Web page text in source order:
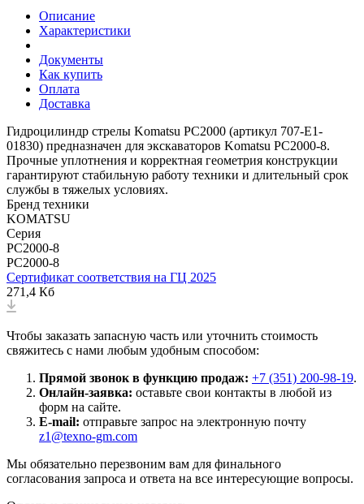
Описание
Характеристики
Документы
Как купить
Оплата
Доставка
Гидроцилиндр стрелы Komatsu PC2000 (артикул 707-E1-
01830) предназначен для экскаваторов Komatsu PC2000-8.
Прочные уплотнения и корректная геометрия конструкции
гарантируют стабильную работу техники и длительный срок
службы в тяжелых условиях.
Бренд техники
KOMATSU
Серия
PC2000-8
PC2000-8
Сертификат соответствия на ГЦ 2025
271,4 Кб
Чтобы заказать запасную часть или уточнить стоимость
свяжитесь с нами любым удобным способом:
Прямой звонок в функцию продаж: +7 (351) 200-98-19.
Онлайн-заявка: оставьте свои контакты в любой из
форм на сайте.
E-mail: отправьте запрос на электронную почту
z1@texno-gm.com
Мы обязательно перезвоним вам для финального
согласования запроса и ответа на все интересующие вопросы.